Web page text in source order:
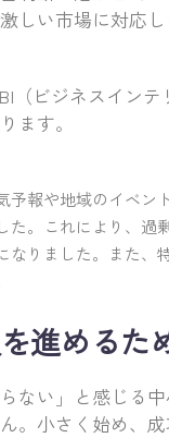
しい市場に対応し
（ビジネスイン
ます。
予報や地域のイベ
た。これにより、
なりました。また
進める
ない」と感じる
。小さく始め、